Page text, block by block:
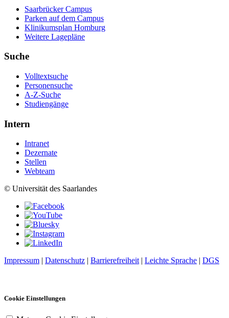
Saarbrücker Campus
Parken auf dem Campus
Klinikumsplan Homburg
Weitere Lagepläne
Suche
Volltextsuche
Personensuche
A-Z-Suche
Studiengänge
Intern
Intranet
Dezernate
Stellen
Webteam
© Universität des Saarlandes
Impressum | Datenschutz | Barrierefreiheit| Leichte Sprache | DGS
Cookie Einstellungen